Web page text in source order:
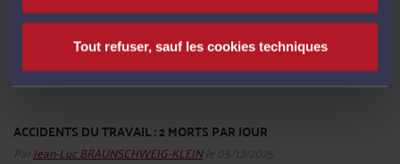
Tout refuser, sauf les cookies techniques
ACCIDENTS DU TRAVAIL : 2 MORTS PAR JOUR
Par Jean-Luc BRAUNSCHWEIG-KLEINle 05/12/2025